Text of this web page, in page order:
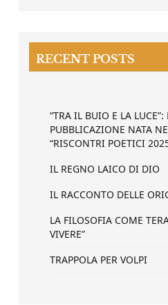
RECENT POSTS
“TRA IL BUIO E LA
PUBBLICAZIONE NATA
“RISCONTRI POETICI
IL REGNO LAICO DI DIO
IL RACCONTO DELLE
LA FILOSOFIA COME
VIVERE”
TRAPPOLA PER VOLPI